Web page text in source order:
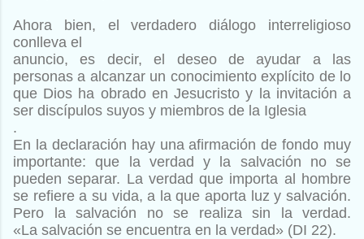
Ahora bien, el verdadero diálogo interreligioso
conlleva el
anuncio, es decir, el deseo de ayudar a las
personas a alcanzar un conocimiento explícito de lo
que Dios ha obrado en Jesucristo y la invitación a
ser discípulos suyos y miembros de la Iglesia
.
En la declaración hay una afirmación de fondo muy
importante:que la verdad y la salvación no se
pueden separar. La verdadque importa al hombre
se refiere a su vida, a la que aporta luz y salvación.
Pero la salvación no se realiza sin la verdad.
«La salvación se encuentra en la verdad» (DI 22).